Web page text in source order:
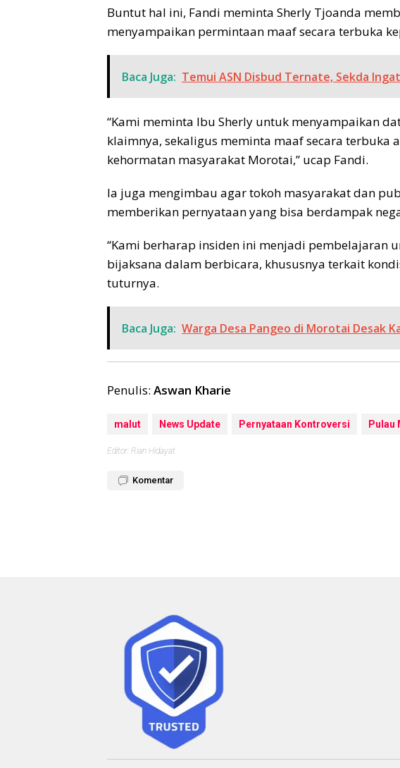
Buntut hal ini, Fandi meminta Sherly Tjoanda
menyampaikan permintaan maaf secara terbuka
Baca Juga: Temui ASN Disbud Ternate, Sekda
“Kami meminta Ibu Sherly untuk menyampaikan
klaimnya, sekaligus meminta maaf secara terbuka
kehormatan masyarakat Morotai,” ucap Fandi.
Ia juga mengimbau agar tokoh masyarakat dan
memberikan pernyataan yang bisa berdampak
“Kami berharap insiden ini menjadi pembelajaran
bijaksana dalam berbicara, khususnya terkait
tuturnya.
Baca Juga: Warga Desa Pangeo di Morotai Desak
Penulis: Aswan Kharie
malut News Update Pernyataan Kontroversi Pulau
Editor: Rian Hidayat
Komentar